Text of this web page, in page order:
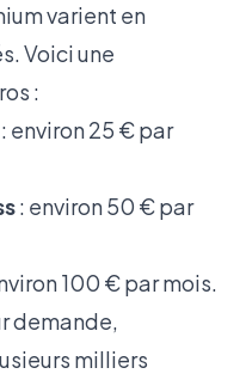
varient en
Voici une
:
: environ 25 € par
: environ 50 € par
100 € par mois.
demande,
milliers